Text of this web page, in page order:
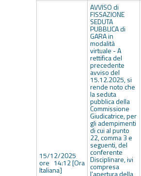
15/12/2025
ore 14:12 [Ora
Italiana]
AVVISO di
FISSAZIONE
SEDUTA
PUBBLICA di
GARA in
modalità
virtuale - A
rettifica del
precedente
avviso del
15.12.2025, si
rende noto che
la seduta
pubblica della
Commissione
Giudicatrice, per
gli adempimenti
di cui al punto
22, comma 3 e
seguenti, del
conferente
Disciplinare, ivi
compresa
l’apertura della